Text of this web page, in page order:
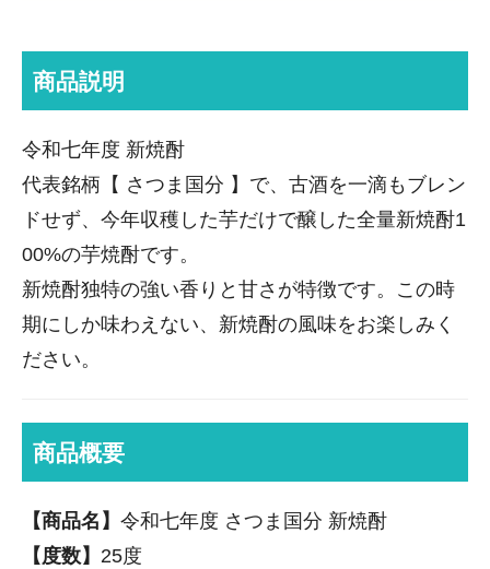
商品説明
令和七年度 新焼酎
代表銘柄【 さつま国分 】で、古酒を一滴もブレン
ドせず、今年収穫した芋だけで醸した全量新焼酎1
00%の芋焼酎です。
新焼酎独特の強い香りと甘さが特徴です。この時
期にしか味わえない、新焼酎の風味をお楽しみく
ださい。
商品概要
【商品名】 令和七年度 さつま国分 新焼酎
【度数】 25度